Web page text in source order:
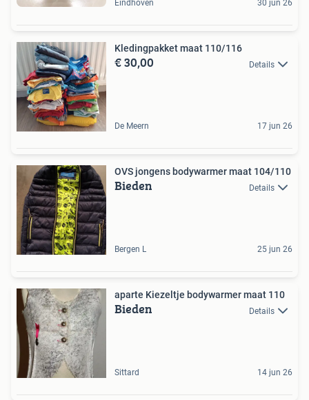
Eindhoven 30 jun 26
Kledingpakket maat 110/116
€ 30,00 Details
De Meern 17 jun 26
OVS jongens bodywarmer maat 104/110
Bieden Details
Bergen L 25 jun 26
aparte Kiezeltje bodywarmer maat 110
Bieden Details
Sittard 14 jun 26